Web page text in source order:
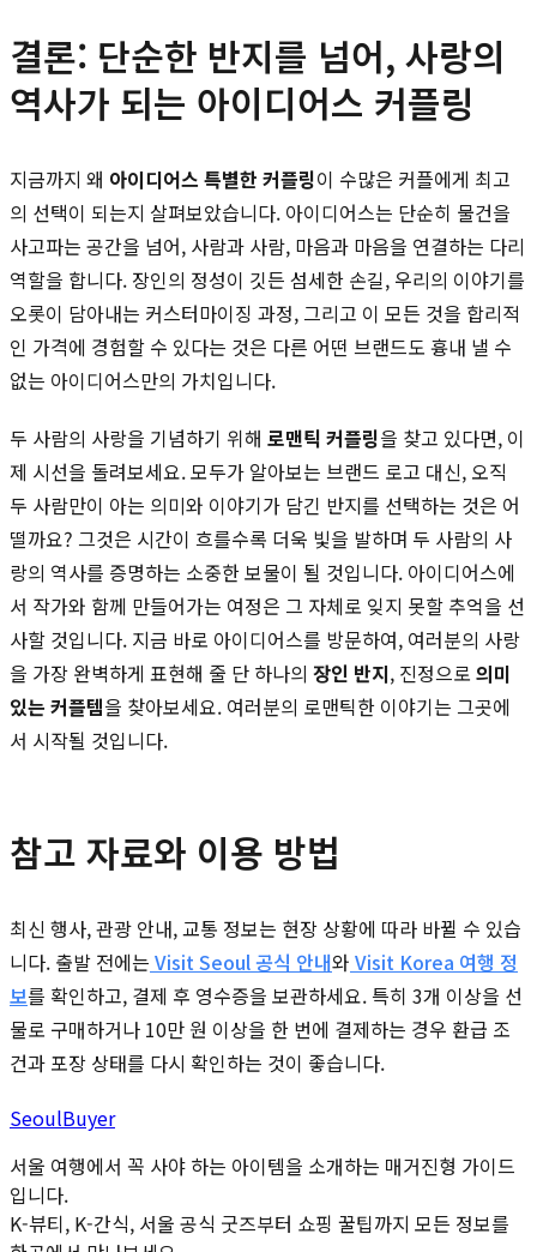
결론: 단순한 반지를 넘어, 사랑의
역사가 되는 아이디어스 커플링
지금까지 왜 아이디어스 특별한 커플링이 수많은 커플에게 최고
의 선택이 되는지 살펴보았습니다. 아이디어스는 단순히 물건을
사고파는 공간을 넘어, 사람과 사람, 마음과 마음을 연결하는 다리
역할을 합니다. 장인의 정성이 깃든 섬세한 손길, 우리의 이야기를
오롯이 담아내는 커스터마이징 과정, 그리고 이 모든 것을 합리적
인 가격에 경험할 수 있다는 것은 다른 어떤 브랜드도 흉내 낼 수
없는 아이디어스만의 가치입니다.
두 사람의 사랑을 기념하기 위해 로맨틱 커플링을 찾고 있다면, 이
제 시선을 돌려보세요. 모두가 알아보는 브랜드 로고 대신, 오직
두 사람만이 아는 의미와 이야기가 담긴 반지를 선택하는 것은 어
떨까요? 그것은 시간이 흐를수록 더욱 빛을 발하며 두 사람의 사
랑의 역사를 증명하는 소중한 보물이 될 것입니다. 아이디어스에
서 작가와 함께 만들어가는 여정은 그 자체로 잊지 못할 추억을 선
사할 것입니다. 지금 바로 아이디어스를 방문하여, 여러분의 사랑
을 가장 완벽하게 표현해 줄 단 하나의 장인 반지, 진정으로 의미
있는 커플템을 찾아보세요. 여러분의 로맨틱한 이야기는 그곳에
서 시작될 것입니다.
참고 자료와 이용 방법
최신 행사, 관광 안내, 교통 정보는 현장 상황에 따라 바뀔 수 있습
니다. 출발 전에는 Visit Seoul 공식 안내와 Visit Korea 여행 정
보를 확인하고, 결제 후 영수증을 보관하세요. 특히 3개 이상을 선
물로 구매하거나 10만 원 이상을 한 번에 결제하는 경우 환급 조
건과 포장 상태를 다시 확인하는 것이 좋습니다.
SeoulBuyer
서울 여행에서 꼭 사야 하는 아이템을 소개하는 매거진형 가이드
입니다.
K-뷰티, K-간식, 서울 공식 굿즈부터 쇼핑 꿀팁까지 모든 정보를